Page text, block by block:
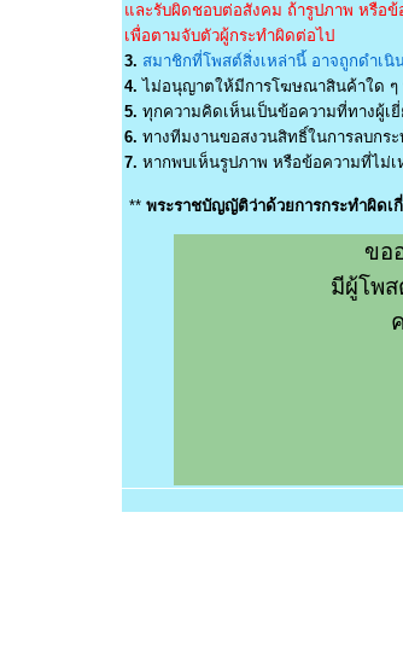
และรับผิดชอบต่อสังคม ถ้ารูปภาพ หรือ
เพื่อตามจับตัวผู้กระทำผิดต่อไป
3. สมาชิกที่โพสต์สิ่งเหล่านี้ อาจถูกดำเ
4. ไม่อนุญาตให้มีการโฆษณาสินค้าใด ๆ
5. ทุกความคิดเห็นเป็นข้อความที่ทางผู้เ
6. ทางทีมงานขอสงวนสิทธิ์ในการลบกร
7. หากพบเห็นรูปภาพ หรือข้อความที่ไม่
** พระราชบัญญัติว่าด้วยการกระทำผิด
ขอ
มีผู้โพ